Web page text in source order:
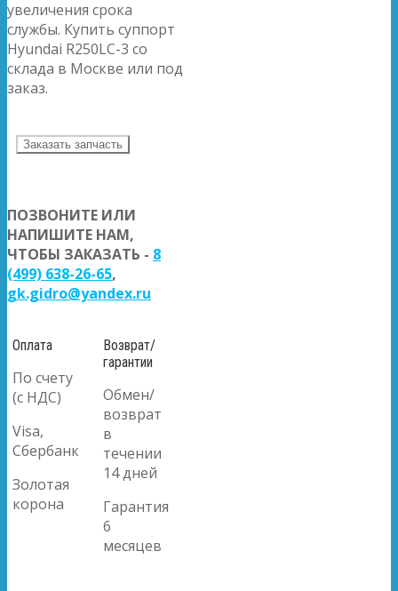
увеличения срока
службы. Купить суппорт
Hyundai R250LC-3 со
склада в Москве или под
заказ.
Заказать запчасть
ПОЗВОНИТЕ ИЛИ
НАПИШИТЕ НАМ,
ЧТОБЫ ЗАКАЗАТЬ - 8
(499) 638-26-65,
gk.gidro@yandex.ru
Оплата
По счету
(с НДС)
Visa,
Сбербанк
Золотая
корона
Возврат/
гарантии
Обмен/
возврат
в
течении
14 дней
Гарантия
6
месяцев